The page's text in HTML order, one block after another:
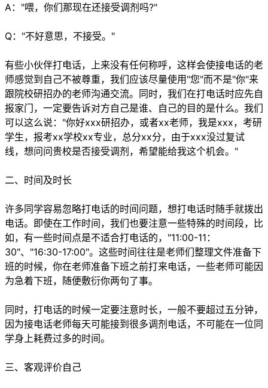
A："喂，你们那现在还接受调剂吗?"
Q："不好意思，不接受。"
有些小伙伴打电话，上来没有任何称呼，这样会使接电话的老
师感觉到自己不被尊重，我们应该尽量使用"您"而不是"你"来
跟院校研招办的老师沟通交流。同时，我们在打电话时应先自
报家门，一定要告诉对方自己是谁、自己的目的是什么。我们
可以这么说："你好xxx研招办，或者xx老师，我是xxx，考研
学生，报考xx学校xx专业，总分xx分，由于xxx没过复试
线，想问问贵校是否接受调剂，希望能给我这个机会。"
二、时间及时长
许多同学容易忽略打电话的时间问题，想打电话时随手就拨出
电话。即使在工作时间，我们也要注意一些特殊的时间段，比
如，有一些时间点是不适合打电话的，"11:00-11：
30"、"16:30-17:00"。这些时间往往是老师们整理文件准备下
班的时候，你在老师准备下班之前打来电话，一些老师可能因
为急着下班，随便敷衍你两句了事。
同时，打电话的时候一定要注意时长，一般不要超过五分钟，
因为接电话老师每天可能接到很多调剂电话，不可能在一位同
学身上耗费过多的时间。
三、客观评价自己